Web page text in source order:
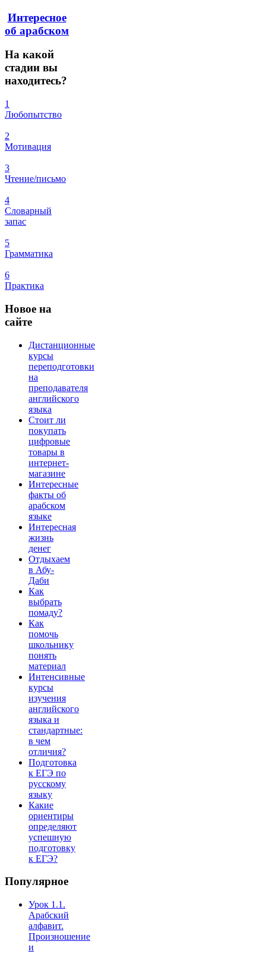
Интересное
об арабском
На какой
стадии вы
находитесь?
1
Любопытство
2
Мотивация
3
Чтение/письмо
4
Словарный
запас
5
Грамматика
6
Практика
Новое на
сайте
Дистанционные
курсы
переподготовки
на
преподавателя
английского
языка
Стоит ли
покупать
цифровые
товары в
интернет-
магазине
Интересные
факты об
арабском
языке
Интересная
жизнь
денег
Отдыхаем
в Абу-
Даби
Как
выбрать
помаду?
Как
помочь
школьнику
понять
материал
Интенсивные
курсы
изучения
английского
языка и
стандартные:
в чем
отличия?
Подготовка
к ЕГЭ по
русскому
языку
Какие
ориентиры
определяют
успешную
подготовку
к ЕГЭ?
Популярное
Урок 1.1.
Арабский
алфавит.
Произношение
и